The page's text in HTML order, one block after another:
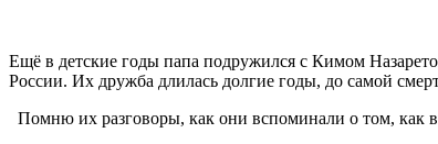
Ещё в детские годы папа подружился с Кимом
России. Их дружба длилась долгие годы, до самой
Помню их разговоры, как они вспоминали о том, как